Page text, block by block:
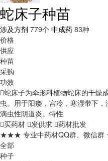
蛇床子种苗
涉及方剂 779个 中成药 83种
价格
供应
种苗
采购
功效
蛇床子为伞形科植物蛇床的干燥
虫。用于阳痿，宫冷，寒湿带下
滴虫性阴道炎。 特性
买药材 发供求 药材批发
★★★ 专业中药材QQ群、微信
全部
种子